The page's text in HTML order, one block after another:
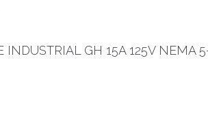
INDUSTRIAL GH 15A 125V NEMA